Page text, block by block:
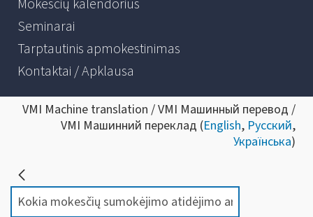
Mokesčių kalendorius
Seminarai
Tarptautinis apmokestinimas
Kontaktai / Apklausa
VMI Machine translation / VMI Машинный перевод /
VMI Машинний переклад (English, Русский,
Українська)